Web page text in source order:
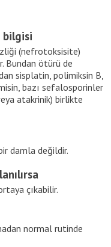
bilgisi
(nefrotoksisite)
Bundan ötürü de
sisplatin, polimiksin B,
bazı sefalosporinler
atakrinik) birlikte
damla değildir.
çıkabilir.
normal rutinde